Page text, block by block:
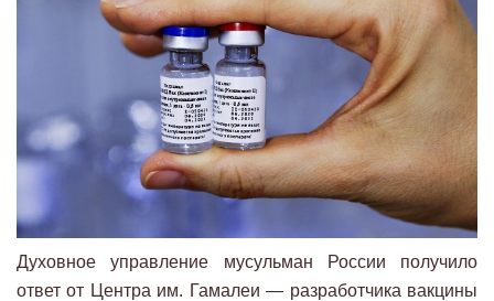
Духовное управление мусульман России получило
ответ от Центра им. Гамалеи — разработчика вакцины